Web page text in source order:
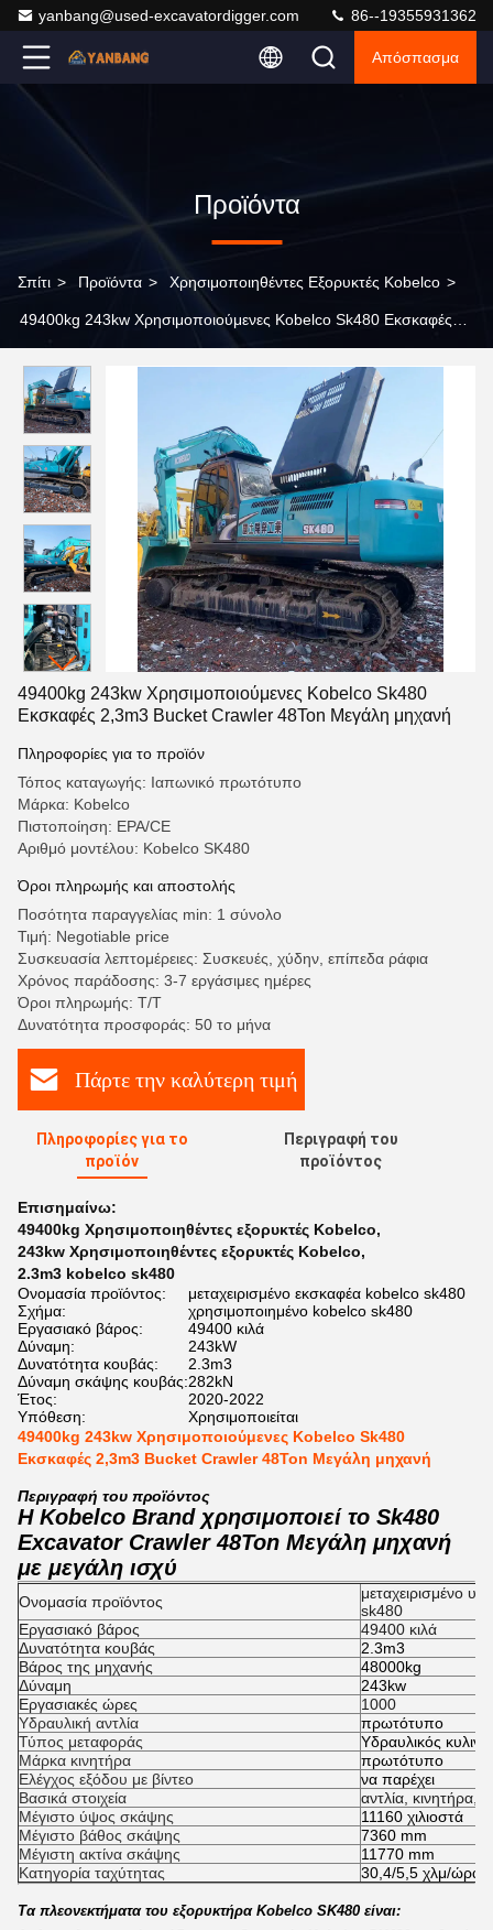
yanbang@used-excavatordigger.com 86--19355931362
Απόσπασμα
Προϊόντα
Σπίτι > Προϊόντα > Χρησιμοποιηθέντες Εξορυκτές Kobelco >
49400kg 243kw Χρησιμοποιούμενες Kobelco Sk480 Εκσκαφές
49400kg 243kw Χρησιμοποιούμενες Kobelco Sk480
Εκσκαφές 2,3m3 Bucket Crawler 48Ton Μεγάλη μηχανή
Πληροφορίες για το προϊόν
Τόπος καταγωγής: Ιαπωνικό πρωτότυπο
Μάρκα: Kobelco
Πιστοποίηση: EPA/CE
Αριθμό μοντέλου: Kobelco SK480
Όροι πληρωμής και αποστολής
Ποσότητα παραγγελίας min: 1 σύνολο
Τιμή: Negotiable price
Συσκευασία λεπτομέρειες: Συσκευές, χύδην, επίπεδα ράφια
Χρόνος παράδοσης: 3-7 εργάσιμες ημέρες
Όροι πληρωμής: Τ/Τ
Δυνατότητα προσφοράς: 50 το μήνα
Πάρτε την καλύτερη τιμή
Πληροφορίες για το
προϊόν
Περιγραφή του
προϊόντος
Επισημαίνω:
49400kg Χρησιμοποιηθέντες εξορυκτές Kobelco,
243kw Χρησιμοποιηθέντες εξορυκτές Kobelco,
2.3m3 kobelco sk480
Ονομασία προϊόντος:
μεταχειρισμένο εκσκαφέα kobelco sk480
Σχήμα:
χρησιμοποιημένο kobelco sk480
Εργασιακό βάρος:
49400 κιλά
Δύναμη:
243kW
Δυνατότητα κουβάς:
2.3m3
Δύναμη σκάψης κουβάς:282kN
Έτος:
2020-2022
Υπόθεση:
Χρησιμοποιείται
49400kg 243kw Χρησιμοποιούμενες Kobelco Sk480
Εκσκαφές 2,3m3 Bucket Crawler 48Ton Μεγάλη μηχανή
Περιγραφή του προϊόντος
Η Kobelco Brand χρησιμοποιεί το Sk480
Excavator Crawler 48Ton Μεγάλη μηχανή
με μεγάλη ισχύ
Ονομασία προϊόντος
μεταχειρισμένο
sk480
Εργασιακό βάρος
49400 κιλά
Δυνατότητα κουβάς
2.3m3
Βάρος της μηχανής
48000kg
Δύναμη
243kw
Εργασιακές ώρες
1000
Υδραυλική αντλία
πρωτότυπο
Τύπος μεταφοράς
Υδραυλικός
Μάρκα κινητήρα
πρωτότυπο
Ελέγχος εξόδου με βίντεο
να παρέχει
Βασικά στοιχεία
αντλία, κινητήρα,
Μέγιστο ύψος σκάψης
11160 χιλιοστά
Μέγιστο βάθος σκάψης
7360 mm
Μέγιστη ακτίνα σκάψης
11770 mm
Κατηγορία ταχύτητας
30,4/5,5 χλμ/ώρα
Τα πλεονεκτήματα του εξορυκτήρα Kobelco SK480 είναι: